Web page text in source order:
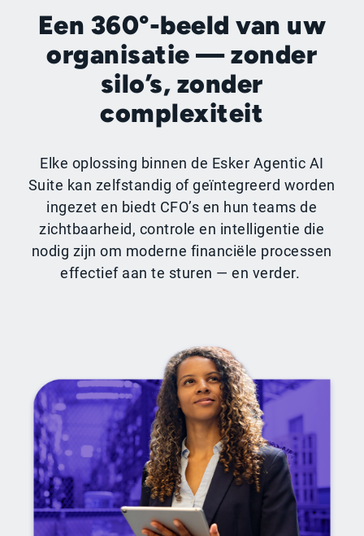
Een 360°-beeld van uw
organisatie — zonder
silo’s, zonder
complexiteit
Elke oplossing binnen de Esker Agentic AI
Suite kan zelfstandig of geïntegreerd worden
ingezet en biedt CFO’s en hun teams de
zichtbaarheid, controle en intelligentie die
nodig zijn om moderne financiële processen
effectief aan te sturen — en verder.